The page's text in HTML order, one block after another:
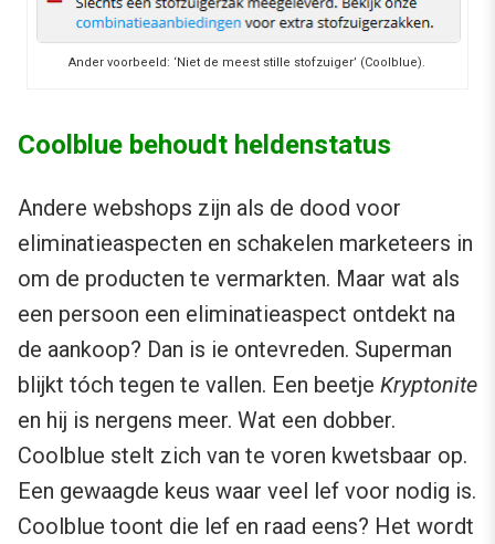
Ander voorbeeld: ‘Niet de meest stille stofzuiger’ (Coolblue).
Coolblue behoudt heldenstatus
Andere webshops zijn als de dood voor
eliminatieaspecten en schakelen marketeers in
om de producten te vermarkten. Maar wat als
een persoon een eliminatieaspect ontdekt na
de aankoop? Dan is ie ontevreden. Superman
blijkt tóch tegen te vallen. Een beetje Kryptonite
en hij is nergens meer. Wat een dobber.
Coolblue stelt zich van te voren kwetsbaar op.
Een gewaagde keus waar veel lef voor nodig is.
Coolblue toont die lef en raad eens? Het wordt